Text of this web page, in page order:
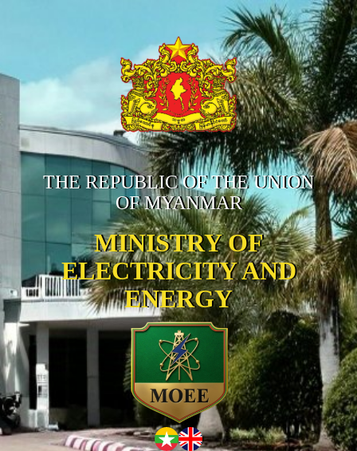
THE REPUBLIC OF THE UNION
OF MYANMAR
MINISTRY OF
ELECTRICITY AND
ENERGY